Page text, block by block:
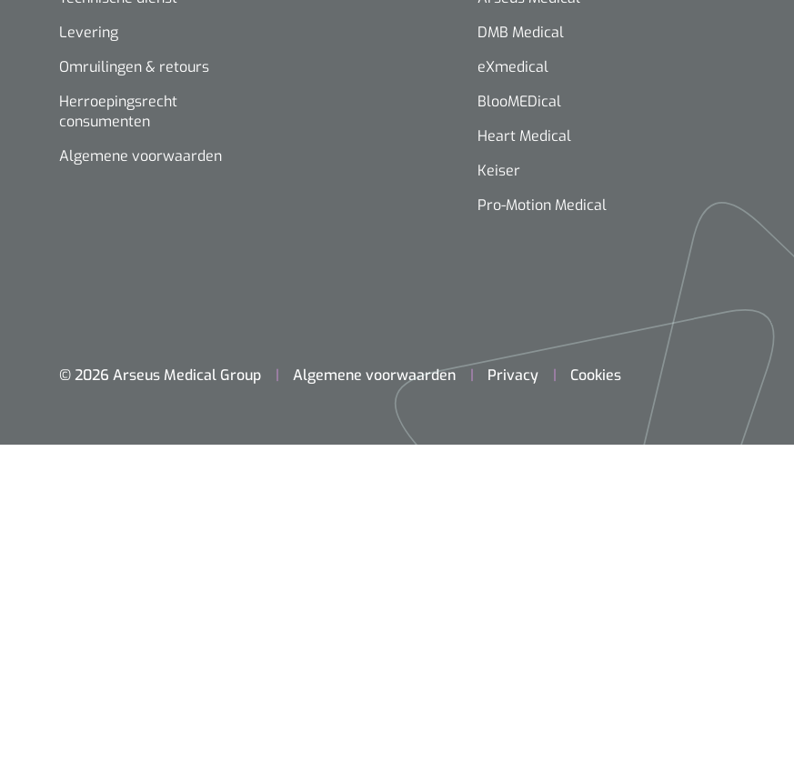
Levering
Omruilingen & retours
Herroepingsrecht
consumenten
Algemene voorwaarden
DMB Medical
eXmedical
BlooMEDical
Heart Medical
Keiser
Pro-Motion Medical
© 2026 Arseus Medical Group Algemene voorwaarden Privacy Cookies